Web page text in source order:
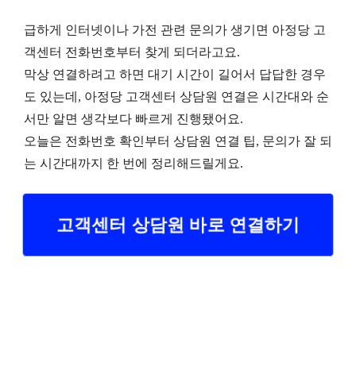
급하게 인터넷이나 가전 관련 문의가 생기면 아정당 고
객센터 전화번호부터 찾게 되더라고요.
막상 연결하려고 하면 대기 시간이 길어서 답답한 경우
도 있는데, 아정당 고객센터 상담원 연결은 시간대와 순
서만 알면 생각보다 빠르게 진행됐어요.
오늘은 전화번호 확인부터 상담원 연결 팁, 문의가 잘 되
는 시간대까지 한 번에 정리해드릴게요.
고객센터 상담원 바로 연결하기